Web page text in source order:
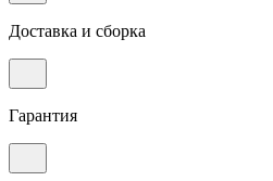
Доставка и сборка
Гарантия